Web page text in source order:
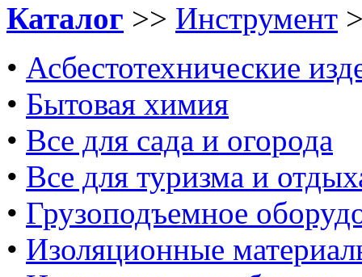
Каталог >> Инструмент
• Асбестотехнические
• Бытовая химия
• Все для сада и огорода
• Все для туризма и
• Грузоподъемное
• Изоляционные